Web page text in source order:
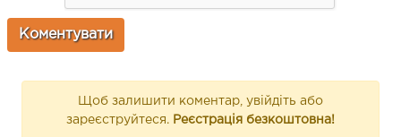
Щоб залишити коментар, увійдіть або
зареєструйтеся. Реєстрація безкоштовна!